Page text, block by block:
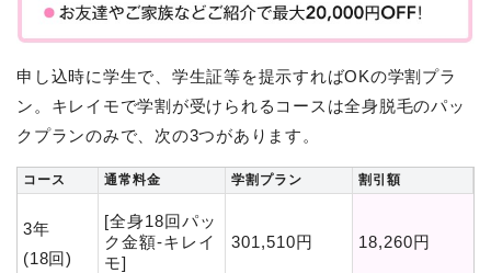
申し込時に学生で、学生証等を提示すればOKの学割プラ
ン。キレイモで学割が受けられるコースは全身脱毛のパッ
クプランのみで、次の3つがあります。
コース 通常料金 学割プラン 割引額
3年
(18回)
[全身18回パッ
ク金額-キレイ
モ]
301,510円 18,260円